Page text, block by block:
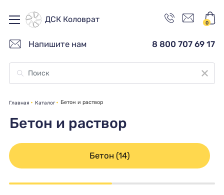
ДСК Коловрат 0
Напишите нам 8 800 707 69 17
Главная Каталог Бетон и раствор
Бетон и раствор
Бетон (14)